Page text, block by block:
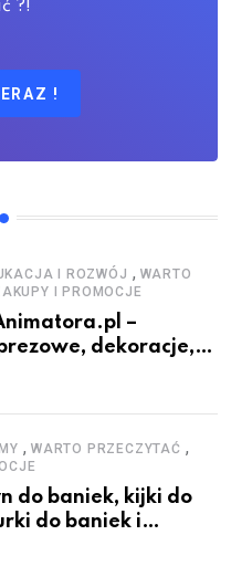
?!
!
I ROZWÓJ , WARTO
I PROMOCJE
–
dekoracje,
dla animatorów
, WARTO PRZECZYTAĆ ,
do baniek, kijki do
do baniek i